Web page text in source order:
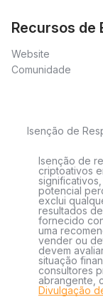
Recursos de
Website
Comunidade
Isenção de
Isenção de
criptoativos
potencial
exclui
resultados
fornecido
uma
vender ou
devem
situação
consultores
abrangente,
Divulgação